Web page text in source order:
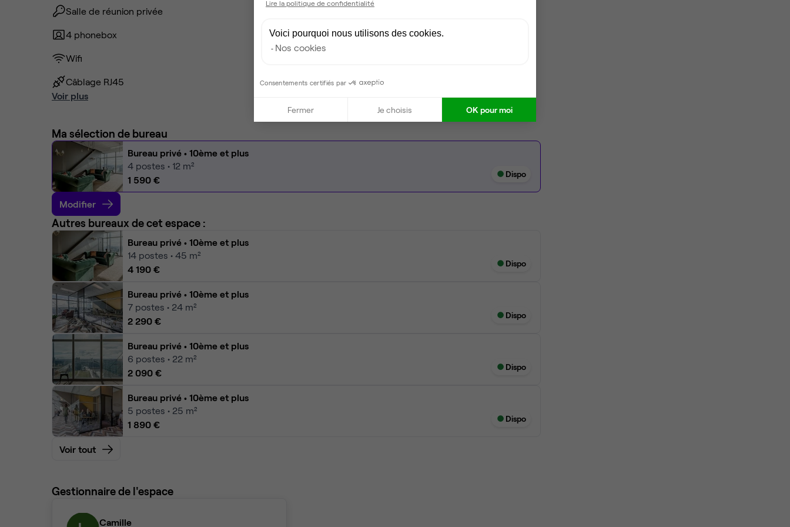
Salle de réunion privée
4 phonebox
Wifi
Câblage RJ45
Coin cafet'
Climatisation
Espace détente
Voir plus
Ma sélection de bureau
Bureau privé • 10ème et plus
4 postes • 12 m²
1 590 €
Dispo
Modifier
Autres bureaux de cet espace :
Bureau privé • 10ème et plus
14 postes • 45 m²
4 190 €
Dispo
Bureau privé • 10ème et plus
7 postes • 24 m²
2 290 €
Dispo
Bureau privé • 10ème et plus
6 postes • 22 m²
2 090 €
Dispo
Bureau privé • 10ème et plus
5 postes • 25 m²
1 890 €
Dispo
Voir tout
Gestionnaire de l'espace
Camille
Lire la politique de confidentialité
Voici pourquoi nous utilisons des cookies.
Nos cookies
Consentements certifiés par
Fermer Je choisis OK pour moi